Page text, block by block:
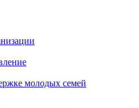
молодых семей